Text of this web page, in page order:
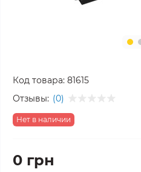
Код товара: 81615
Отзывы: (0)
Нет в наличии
0 грн